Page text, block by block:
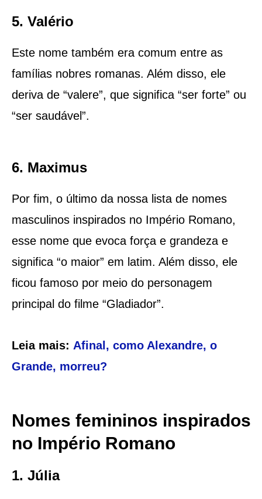
5. Valério
Este nome também era comum entre as
famílias nobres romanas. Além disso, ele
deriva de “valere”, que significa “ser forte” ou
“ser saudável”.
6. Maximus
Por fim, o último da nossa lista de nomes
masculinos inspirados no Império Romano,
esse nome que evoca força e grandeza e
significa “o maior” em latim. Além disso, ele
ficou famoso por meio do personagem
principal do filme “Gladiador”.
Leia mais: Afinal, como Alexandre, o
Grande, morreu?
Nomes femininos inspirados
no Império Romano
1. Júlia